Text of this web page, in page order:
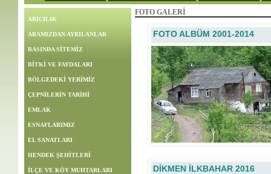
ARICILIK
ARAMIZDAN AYRILANLAR
BASINDA SİTEMİZ
BİTKİ VE FAYDALARI
BÖLGEDEKİ YERİMİZ
ÇEPNİLERİN TARİHİ
EMLAK
ESNAFLARIMIZ
EL SANATLARI
HENDEK ŞEHİTLERİ
İLÇE VE KÖY MUHTARLARI
FOTO GALERİ
FOTO ALBÜM 2001-2014
DİKMEN İLKBAHAR 2016